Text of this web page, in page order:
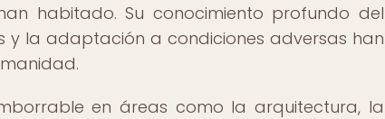
habitado. Su conocimiento profundo del
y la adaptación a condiciones adversas han
en áreas como la arquitectura, la